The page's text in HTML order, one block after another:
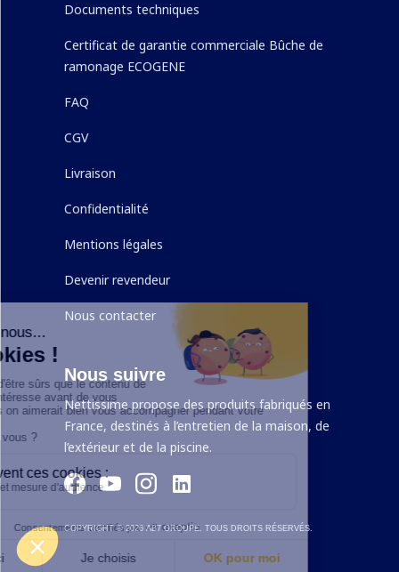
Documents techniques
Certificat de garantie commerciale Bûche de
ramonage ECOGENE
FAQ
CGV
Livraison
Confidentialité
Mentions légales
Devenir revendeur
Nous contacter
Nous suivre
Nettissime propose des produits fabriqués en
France, destinés à l’entretien de la maison, de
l’extérieur et de la piscine.
COPYRIGHT © 2026 AB7 GROUPE. TOUS DROITS RÉSERVÉS.